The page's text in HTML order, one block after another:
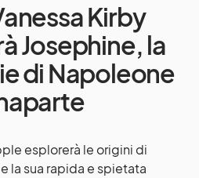
Kirby
Josephine, la
di Napoleone
esplorerà le origini di
la sua rapida e spietata